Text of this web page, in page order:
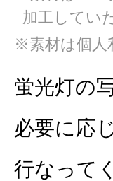
加工してい
※素材は個人
蛍光灯の
必要に応
行なって